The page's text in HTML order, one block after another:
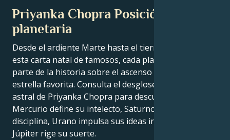
Priyanka Chopra Posición
planetaria
Desde el ardiente Marte hasta el tierno Venus, en
esta carta natal de famosos, cada planeta cuenta su
parte de la historia sobre el ascenso a la fama de tu
estrella favorita. Consulta el desglose de la carta
astral de Priyanka Chopra para descubrir cómo
Mercurio define su intelecto, Saturno da forma a su
disciplina, Urano impulsa sus ideas innovadoras y
Júpiter rige su suerte.